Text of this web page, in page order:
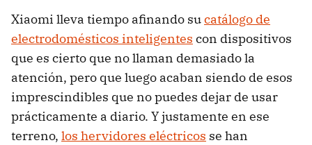
Xiaomi lleva tiempo afinando sucatálogo de
electrodomésticos inteligentes con dispositivos
que es cierto que no llaman demasiado la
atención, pero que luego acaban siendo de esos
imprescindibles que no puedes dejar de usar
prácticamente a diario. Y justamente en ese
terreno, los hervidores eléctricos se han